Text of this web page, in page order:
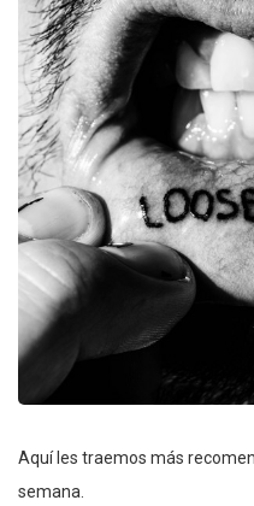
Aquí les traemos más
semana.